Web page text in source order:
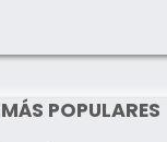
POPULARES